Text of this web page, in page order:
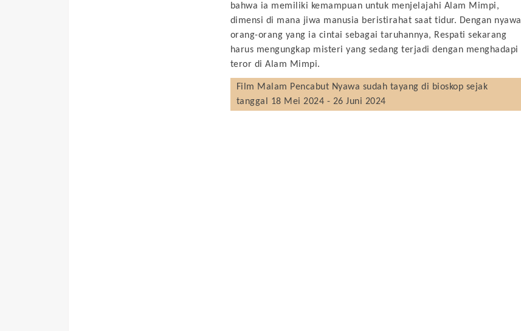
bahwa ia memiliki kemampuan untuk menjelajahi Alam Mimpi,
dimensi di mana jiwa manusia beristirahat saat tidur. Dengan nyawa
orang-orang yang ia cintai sebagai taruhannya, Respati sekarang
harus mengungkap misteri yang sedang terjadi dengan menghadapi
teror di Alam Mimpi.
Film Malam Pencabut Nyawa sudah tayang di bioskop sejak
tanggal 18 Mei 2024 - 26 Juni 2024